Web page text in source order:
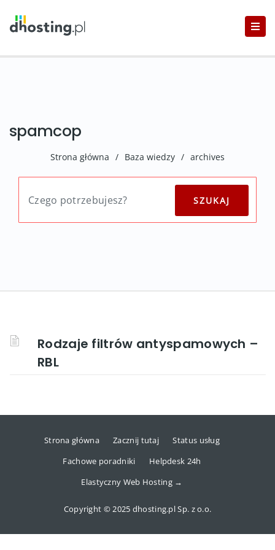
spamcop
Strona główna / Baza wiedzy / archives
Rodzaje filtrów antyspamowych –
RBL
Strona główna Zacznij tutaj
Status usług
Fachowe poradniki
Helpdesk 24h
Elastyczny Web Hosting →
Copyright © 2025 dhosting.pl Sp. z o.o.